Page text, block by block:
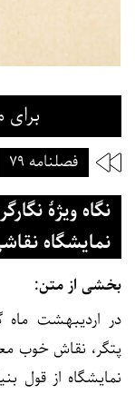
فصلنامه ۷۹
نگاه ویژۀ
نمایشگاه
بخشی از متن:
در اردیبهشت ماه
پتگر، نقاش خوب
نمایشگاه از قول